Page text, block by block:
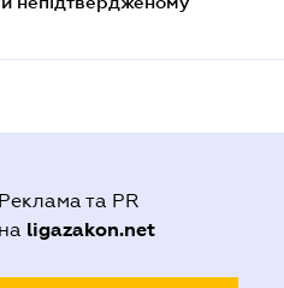
Реклама та PR
на ligazakon.net